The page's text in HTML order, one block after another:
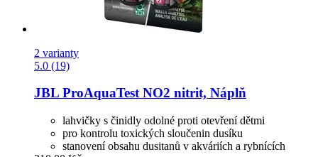
2 varianty
5.0 (19)
JBL ProAquaTest NO2 nitrit, Náplň
lahvičky s činidly odolné proti otevření dětmi
pro kontrolu toxických sloučenin dusíku
stanovení obsahu dusitanů v akváriích a rybnících